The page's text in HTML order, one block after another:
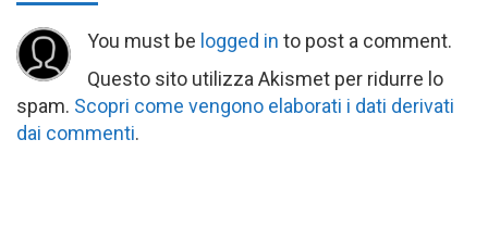
You must be logged in to post a comment.
Questo sito utilizza Akismet per ridurre lo
spam. Scopri come vengono elaborati i dati derivati
dai commenti.